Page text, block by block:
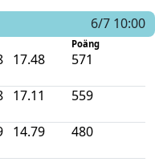
6/7 10:00
Poäng
17.48 571
17.11 559
14.79 480